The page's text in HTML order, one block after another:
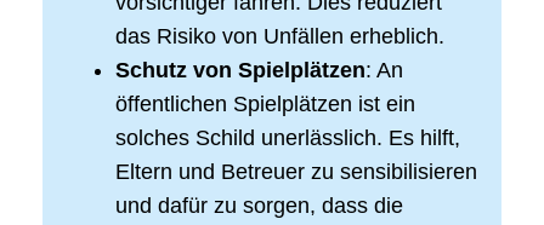
das Risiko von Unfällen erheblich.
Schutz von Spielplätzen: An
öffentlichen Spielplätzen ist ein
solches Schild unerlässlich. Es hilft,
Eltern und Betreuer zu sensibilisieren
und dafür zu sorgen, dass die